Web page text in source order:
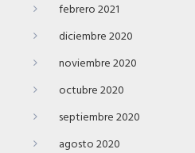
febrero 2021
diciembre 2020
noviembre 2020
octubre 2020
septiembre 2020
agosto 2020